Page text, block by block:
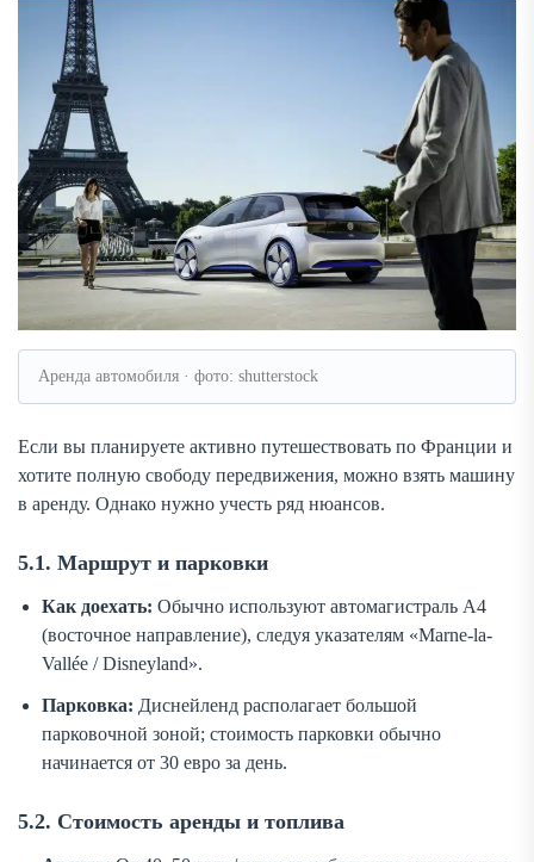
Аренда автомобиля · фото: shutterstock
Если вы планируете активно путешествовать по Франции и
хотите полную свободу передвижения, можно взять машину
в аренду. Однако нужно учесть ряд нюансов.
5.1. Маршрут и парковки
Как доехать: Обычно используют автомагистраль A4
(восточное направление), следуя указателям «Marne-la-
Vallée / Disneyland».
Парковка: Диснейленд располагает большой
парковочной зоной; стоимость парковки обычно
начинается от 30 евро за день.
5.2. Стоимость аренды и топлива